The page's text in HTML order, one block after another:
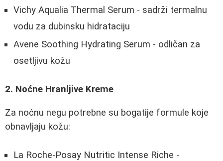
Vichy Aqualia Thermal Serum - sadrži termalnu
vodu za dubinsku hidrataciju
Avene Soothing Hydrating Serum - odličan za
osetljivu kožu
2. Noćne Hranljive Kreme
Za noćnu negu potrebne su bogatije formule koje
obnavljaju kožu:
La Roche-Posay Nutritic Intense Riche -